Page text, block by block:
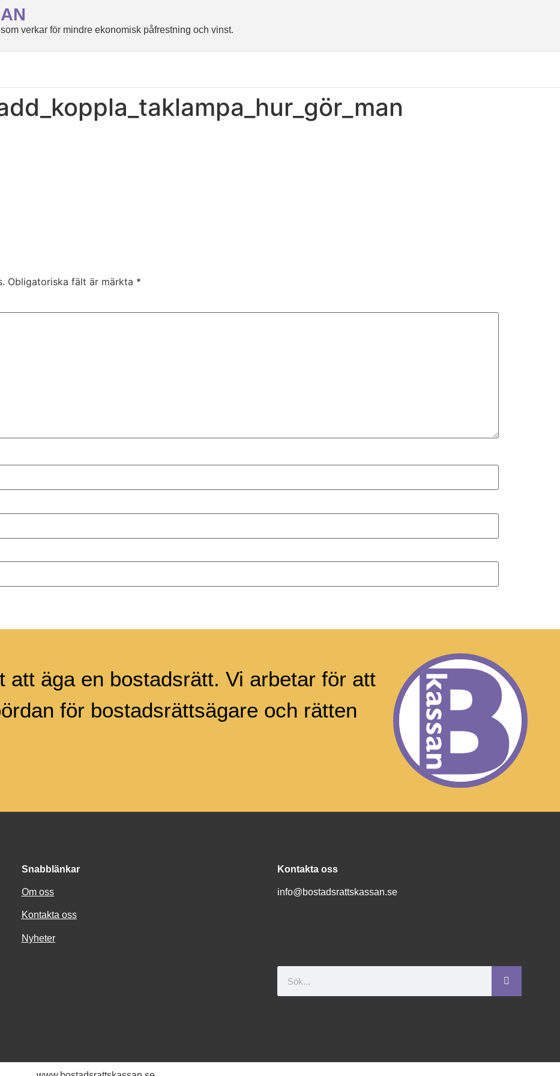
verkar för mindre ekonomisk påfrestning och vinst.
Obligatoriska fält är märkta *
att äga en bostadsrätt. Vi arbetar för att
för bostadsrättsägare och rätten
Snabblänkar
Om oss
Kontakta oss
Nyheter
Kontakta oss
info@bostadsrattskassan.se